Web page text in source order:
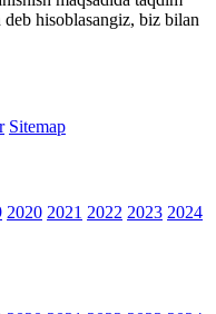
hisoblasangiz, biz bilan
Sitemap
2020 2021 2022 2023 2024